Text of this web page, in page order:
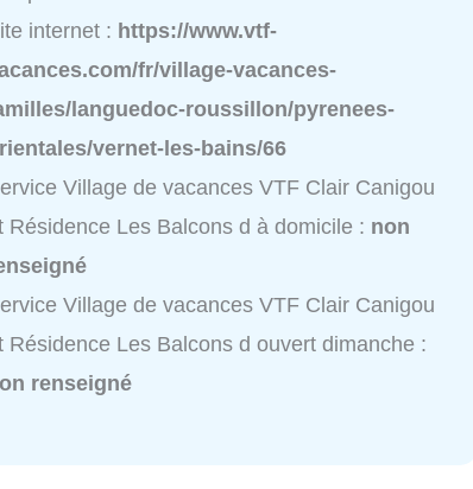
internet : https://www.vtf-
fr/village-vacances-
languedoc-roussillon/pyrenees-
vernet-les-bains/66
Village de vacances VTF Clair Canigou
Résidence Les Balcons d à domicile : non
Village de vacances VTF Clair Canigou
Résidence Les Balcons d ouvert dimanche :
renseigné